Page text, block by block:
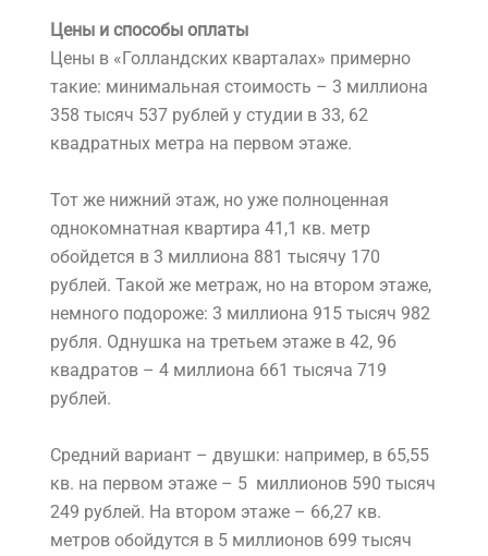
Цены и способы оплаты
Цены в «Голландских кварталах» примерно
такие: минимальная стоимость – 3 миллиона
358 тысяч 537 рублей у студии в 33, 62
квадратных метра на первом этаже.
Тот же нижний этаж, но уже полноценная
однокомнатная квартира 41,1 кв. метр
обойдется в 3 миллиона 881 тысячу 170
рублей. Такой же метраж, но на втором этаже,
немного подороже: 3 миллиона 915 тысяч 982
рубля. Однушка на третьем этаже в 42, 96
квадратов – 4 миллиона 661 тысяча 719
рублей.
Средний вариант – двушки: например, в 65,55
кв. на первом этаже – 5 миллионов 590 тысяч
249 рублей. На втором этаже – 66,27 кв.
метров обойдутся в 5 миллионов 699 тысяч